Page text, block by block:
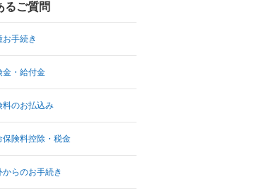
るご質問
お手続き
金・給付金
料のお払込み
保険料控除・税金
からのお手続き